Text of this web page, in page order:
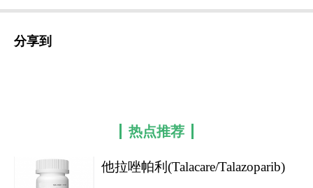
分享到
热点推荐
他拉唑帕利(Talacare/Talazoparib)